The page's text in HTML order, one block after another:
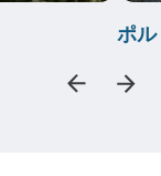
ポ